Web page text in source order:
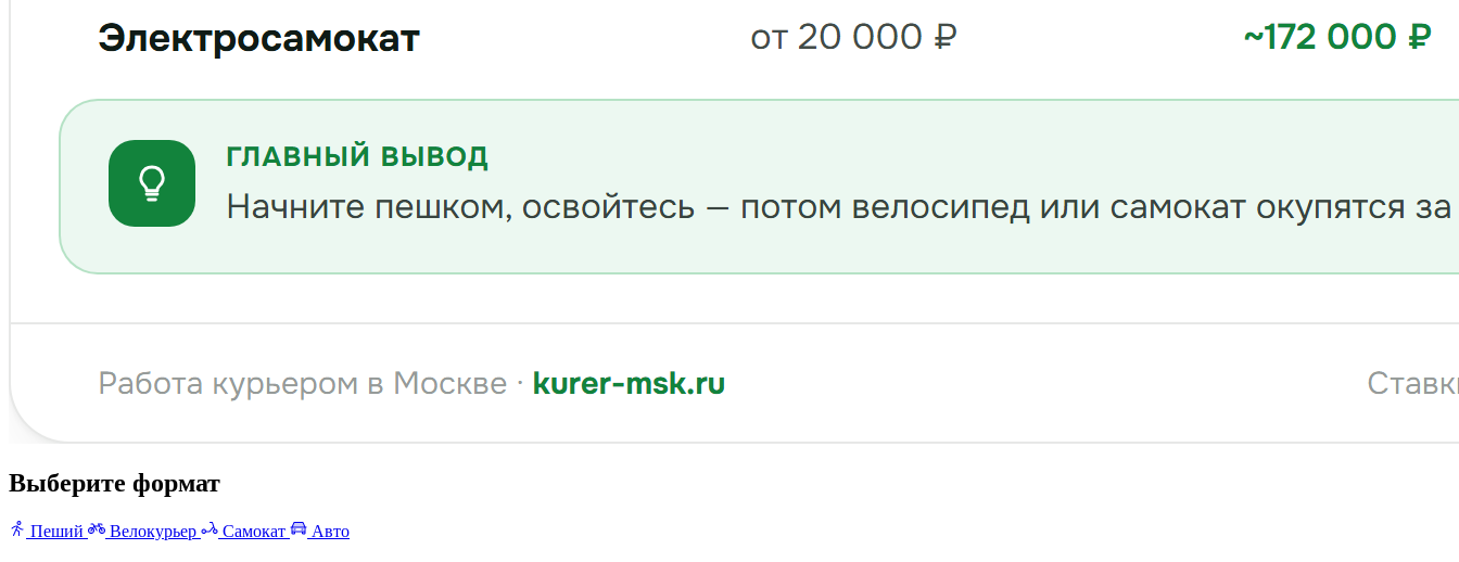
Выберите формат
Пеший Велокурьер Самокат Авто